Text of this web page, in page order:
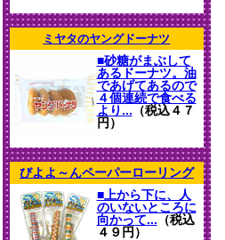
ミヤタのヤングドーナツ
■砂糖がまぶして
あるドーナツ。油
であげてあるので
４個連続で食べる
より... （税込４７
円）
びよよ～んペーパーローリング
■上から下に、人
のいないところに
向かって... （税込
４９円）